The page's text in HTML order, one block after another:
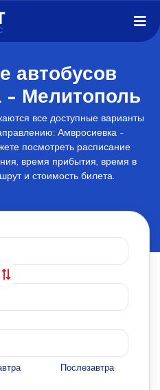
автобусов
- Мелитополь
все доступные варианты
Амвросиевка -
посмотреть расписание
время прибытия, время в
и стоимость билета.
Послезавтра